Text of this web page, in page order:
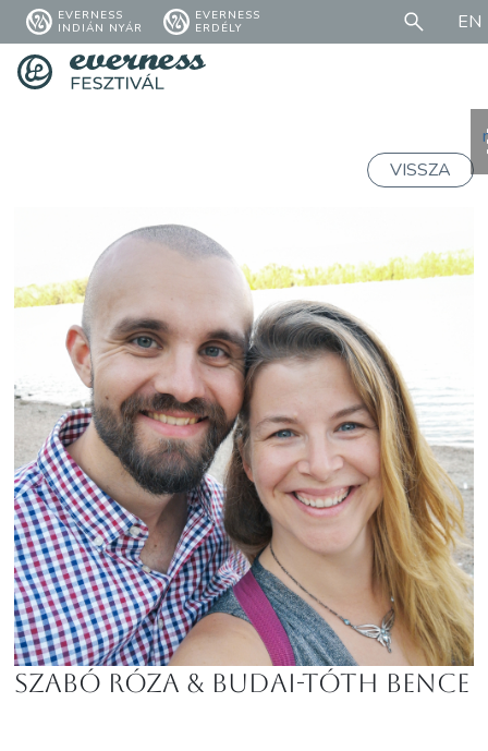
EVERNESS
INDIÁN NYÁR
EVERNESS
ERDÉLY
EN
VISSZA
Szabó Róza & Budai-Tóth Bence